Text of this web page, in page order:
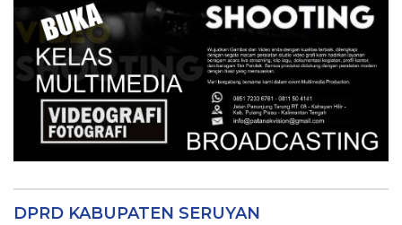
DPRD KABUPATEN SERUYAN